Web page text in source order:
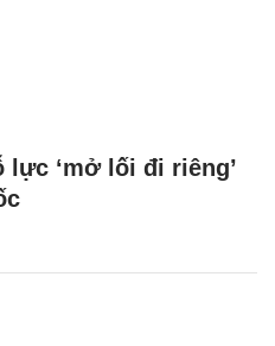
lực ‘mở lối đi riêng’